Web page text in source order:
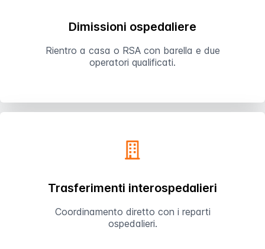
Dimissioni ospedaliere
Rientro a casa o RSA con barella e due
operatori qualificati.
Trasferimenti interospedalieri
Coordinamento diretto con i reparti
ospedalieri.